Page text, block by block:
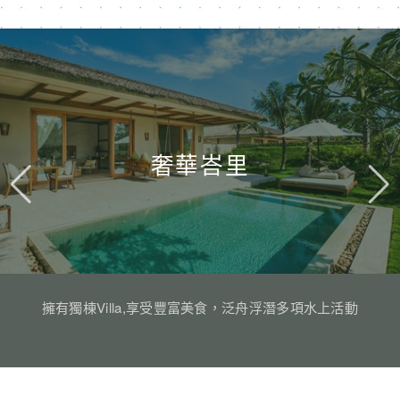
奢華峇里
擁有獨棟Villa,享受豐富美食，泛舟浮潛多項水上活動